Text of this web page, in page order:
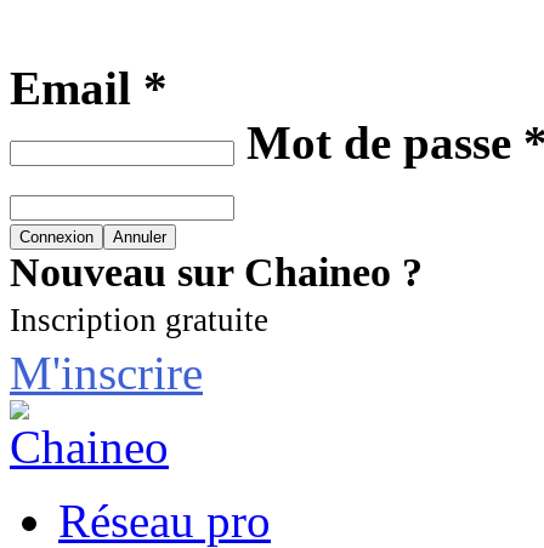
Email *
Mot de passe
Nouveau sur Chaineo ?
Inscription gratuite
M'inscrire
Réseau pro